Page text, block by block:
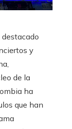
y
de la
ha
que han